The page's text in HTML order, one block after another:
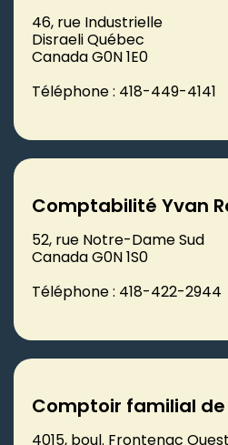
46, rue Industrielle
Disraeli Québec
Canada G0N 1E0
Téléphone : 418-449-4141
Comptabilité Yvan
52, rue Notre-Dame Sud
Canada G0N 1S0
Téléphone : 418-422-2944
Comptoir familial de
4015, boul. Frontenac Ouest